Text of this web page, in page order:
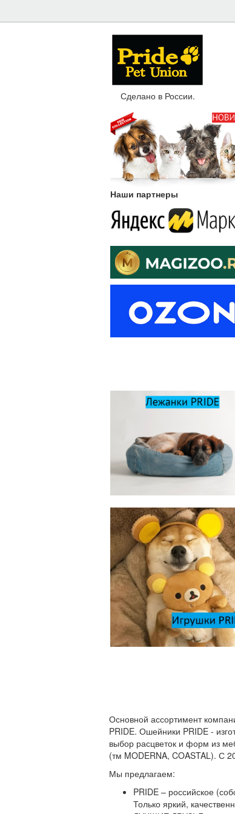
Сделано в России.
Наши партнеры
Основной ассортимент
PRIDE. Ошейники PRIDE -
выбор расцветок и форм из
(тм MODERNA, COASTAL). С
Мы предлагаем:
PRIDE – российское
Только яркий,